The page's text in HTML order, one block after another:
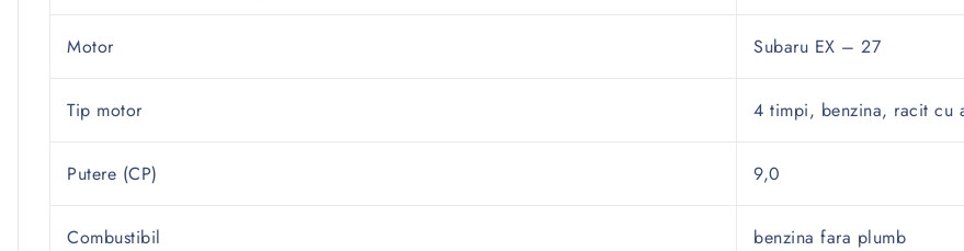
Motor Subaru EX – 27
Tip motor 4 timpi, benzina, racit cu
Putere (CP) 9,0
Combustibil benzina fara plumb